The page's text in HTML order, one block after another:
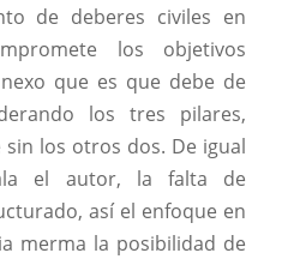
de deberes civiles en
los objetivos
que es que debe de
los tres pilares,
los otros dos. De igual
el autor, la falta de
así el enfoque en
merma la posibilidad de